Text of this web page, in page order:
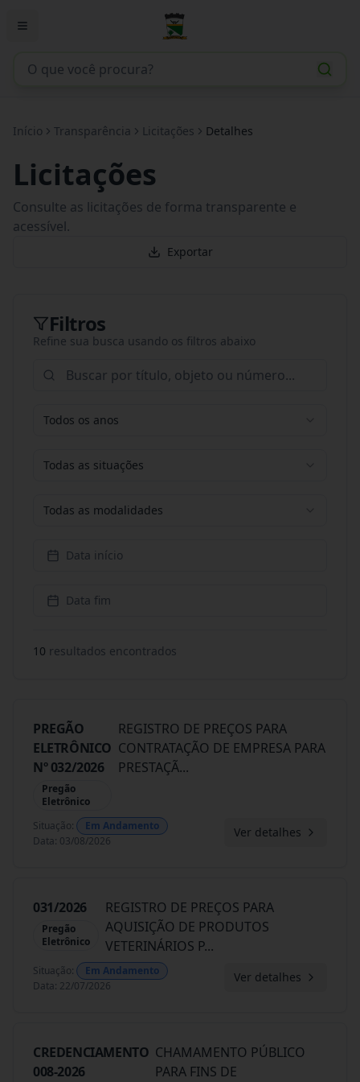
Início Transparência Licitações Detalhes
Licitações
Consulte as licitações de forma transparente e
acessível.
Exportar
Filtros
Refine sua busca usando os filtros abaixo
Todos os anos
Todas as situações
Todas as modalidades
Data início
Data fim
10 resultados encontrados
PREGÃO
ELETRÔNICO
Nº 032/2026
Pregão
Eletrônico
REGISTRO DE PREÇOS PARA
CONTRATAÇÃO DE EMPRESA PARA
PRESTAÇÃ...
Situação:
Em Andamento
Data: 03/08/2026
Ver detalhes
031/2026
Pregão
Eletrônico
REGISTRO DE PREÇOS PARA
AQUISIÇÃO DE PRODUTOS
VETERINÁRIOS P...
Situação:
Em Andamento
Data: 22/07/2026
Ver detalhes
CREDENCIAMENTO
008-2026
CHAMAMENTO PÚBLICO
PARA FINS DE